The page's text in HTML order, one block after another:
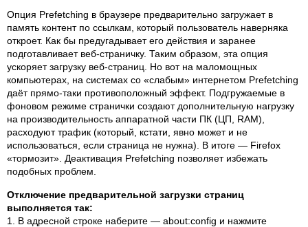
Опция Prefetching в браузере предварительно загружает в
память контент по ссылкам, который пользователь наверняка
откроет. Как бы предугадывает его действия и заранее
подготавливает веб-страничку. Таким образом, эта опция
ускоряет загрузку веб-страниц. Но вот на маломощных
компьютерах, на системах со «слабым» интернетом Prefetching
даёт прямо-таки противоположный эффект. Подгружаемые в
фоновом режиме странички создают дополнительную нагрузку
на производительность аппаратной части ПК (ЦП, RAM),
расходуют трафик (который, кстати, явно может и не
использоваться, если страница не нужна). В итоге — Firefox
«тормозит». Деактивация Prefetching позволяет избежать
подобных проблем.
Отключение предварительной загрузки страниц
выполняется так:
1. В адресной строке наберите — about:config и нажмите